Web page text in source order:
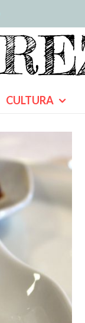
CULTURA